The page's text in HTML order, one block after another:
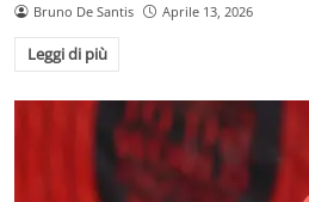
Bruno De Santis Aprile 13, 2026
Leggi di più